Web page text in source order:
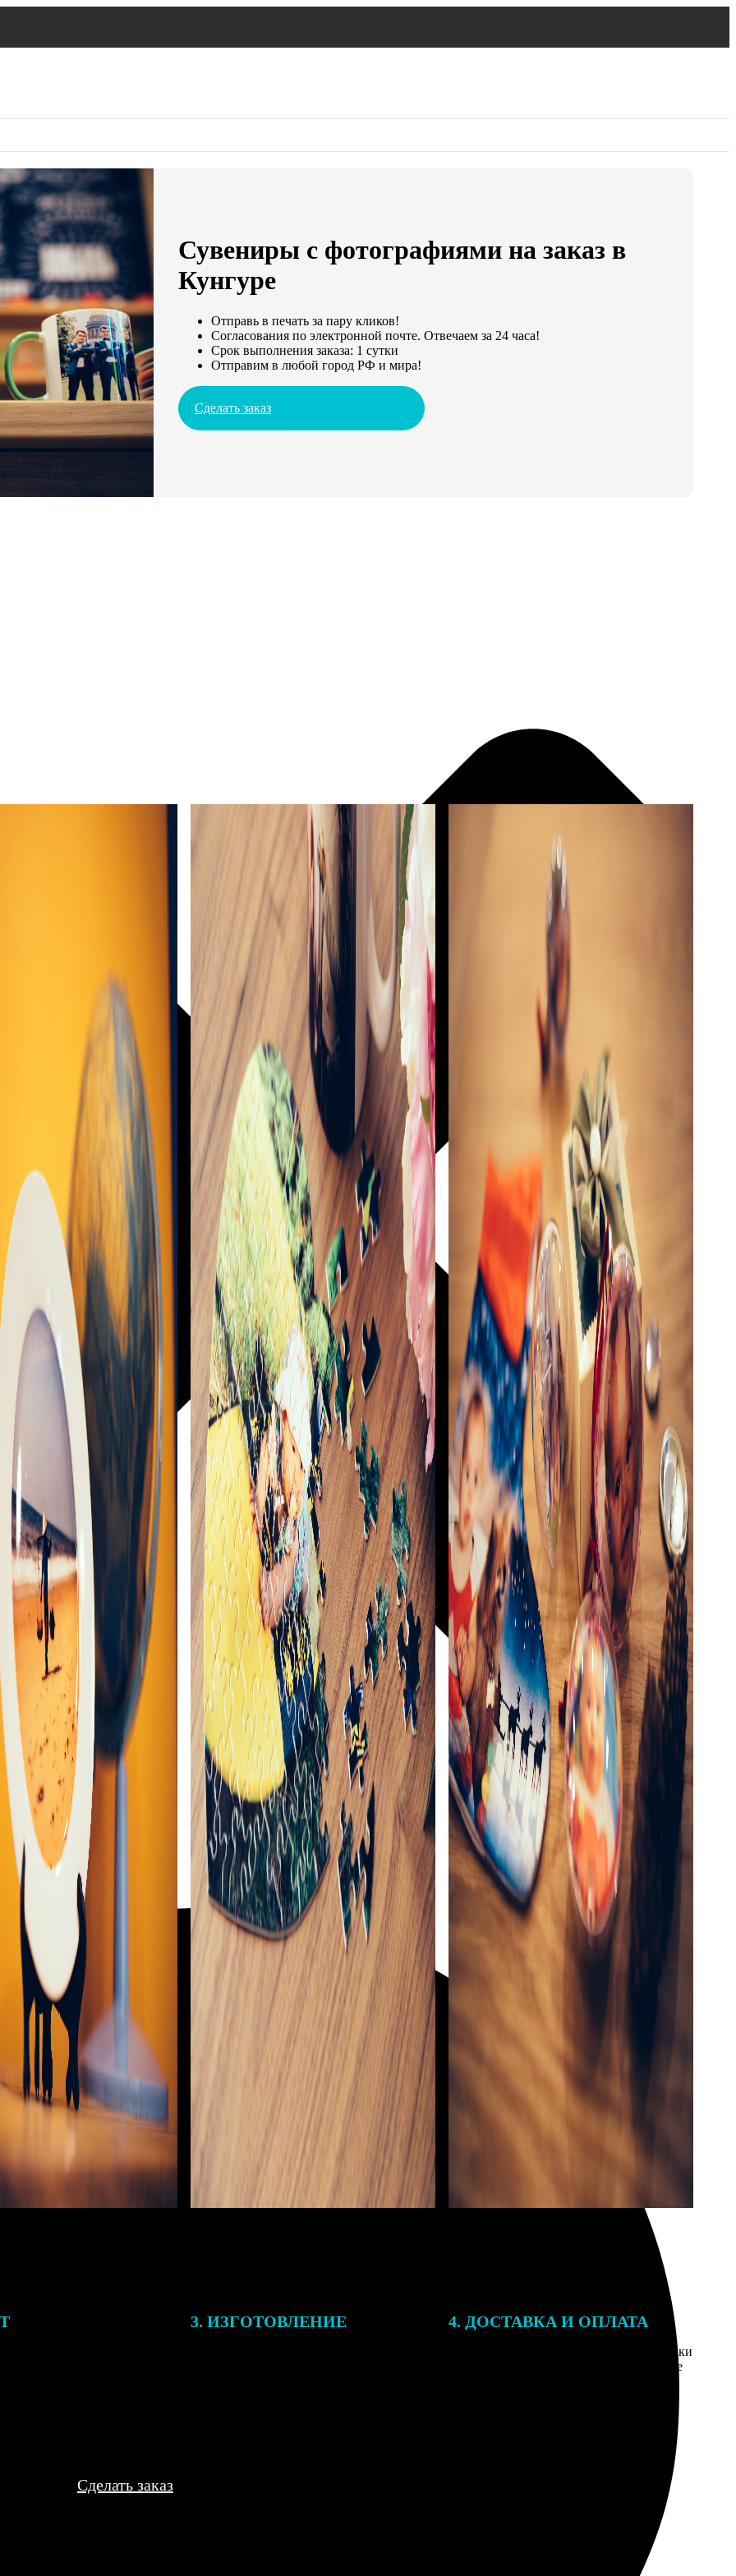
Сувениры с фотографиями на заказ в
Кунгуре
Отправь в печать за пару кликов!
Согласования по электронной почте. Отвечаем за 24 часа!
Срок выполнения заказа: 1 сутки
Отправим в любой город РФ и мира!
Сделать заказ
3. ИЗГОТОВЛЕНИЕ 4. ДОСТАВКА И ОПЛАТА
Введите адрес и выберите способ доставки
заказа. Если у вас есть промокод, введите
Сделать заказ